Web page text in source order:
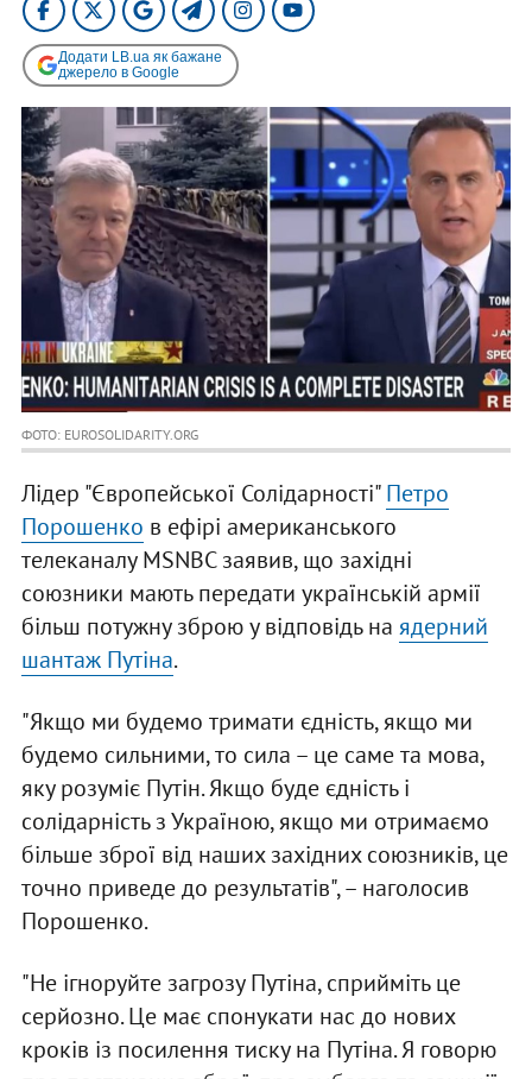
Додати LB.ua як бажане
джерело в Google
ФОТО: EUROSOLIDARITY.ORG
Лідер "Європейської Солідарності"Петро
Порошенко в ефірі американського
телеканалу MSNBC заявив, що західні
союзники мають передати українській армії
більш потужну зброю у відповідь на ядерний
шантаж Путіна.
"Якщо ми будемо тримати єдність, якщо ми
будемо сильними, то сила – це саме та мова,
яку розуміє Путін. Якщо буде єдність і
солідарність з Україною, якщо ми отримаємо
більше зброї від наших західних союзників, це
точно приведе до результатів", – наголосив
Порошенко.
"Не ігноруйте загрозу Путіна, сприйміть це
серйозно. Це має спонукати нас до нових
кроків із посилення тиску на Путіна. Я говорю